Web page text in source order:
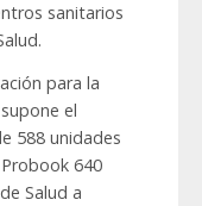
sanitarios
para la
el
588 unidades
640
Salud a